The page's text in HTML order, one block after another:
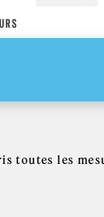
toutes les